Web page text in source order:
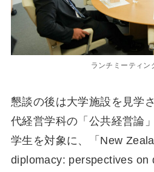
ランチミーティン
懇談の後は大学施設を見学
代経営学科の「公共経営論
学生を対象に、「New
diplomacy: perspectives on